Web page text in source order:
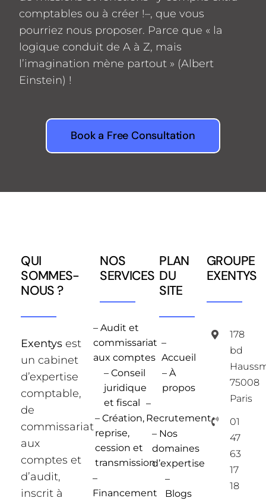
comptables ou à créer !–, que vous
pourriez nous proposer. Parce que « la
logique conduit de A à Z, mais
l’imagination mène partout » (Albert
Einstein) !
Book a Free Consultation
QUI
SOMMES-
NOUS ?
Exentys est
un cabinet
d’expertise
comptable,
de
commissariat
aux
comptes et
d’audit,
inscrit à
NOS
SERVICES
– Audit et
commissariat
aux comptes
– Conseil
juridique
et fiscal
– Création,
reprise,
cession et
transmission
–
Financement
PLAN
DU
SITE
–
Accueil
– À
propos
–
Recrutement
– Nos
domaines
d’expertise
–
Blogs
GROUPE
EXENTYS
178
bd
75008
Paris
01
47
63
17
18